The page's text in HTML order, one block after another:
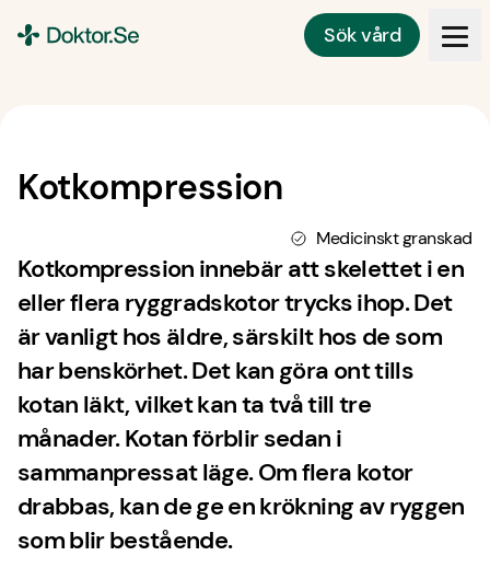
Sök vård
Kotkompression
Medicinskt granskad
Kotkompression innebär att skelettet i en
eller flera ryggradskotor trycks ihop. Det
är vanligt hos äldre, särskilt hos de som
har benskörhet. Det kan göra ont tills
kotan läkt, vilket kan ta två till tre
månader. Kotan förblir sedan i
sammanpressat läge. Om flera kotor
drabbas, kan de ge en krökning av ryggen
som blir bestående.